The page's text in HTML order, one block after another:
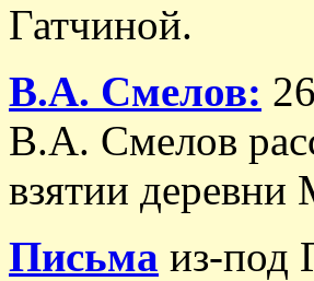
Гатчиной.
В.А. Смелов:
В.А. Смелов
взятии деревни
Письма из-под